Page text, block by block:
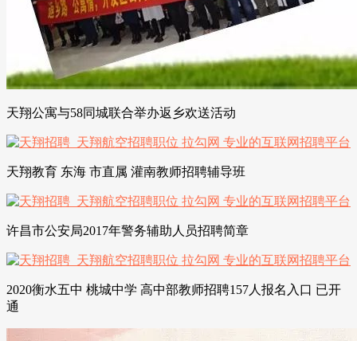
天翔公寓与58同城联合举办返乡欢送活动
天翔教育 东海 市直属 灌南教师招聘辅导班
许昌市公安局2017年警务辅助人员招聘简章
2020衡水五中 桃城中学 高中部教师招聘157人报名入口 已开
通